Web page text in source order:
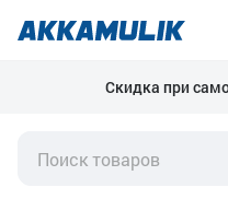
Скидка при